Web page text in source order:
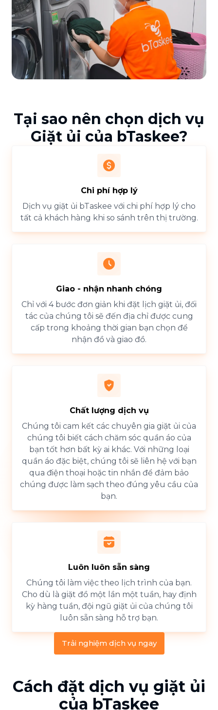
Tại sao nên chọn dịch vụ
Giặt ủi của bTaskee?
Chi phí hợp lý
Dịch vụ giặt ủi bTaskee với chi phí hợp lý cho
tất cả khách hàng khi so sánh trên thị trường.
Giao - nhận nhanh chóng
Chỉ với 4 bước đơn giản khi đặt lịch giặt ủi, đối
tác của chúng tôi sẽ đến địa chỉ được cung
cấp trong khoảng thời gian bạn chọn để
nhận đồ và giao đồ.
Chất lượng dịch vụ
Chúng tôi cam kết các chuyên gia giặt ủi của
chúng tôi biết cách chăm sóc quần áo của
bạn tốt hơn bất kỳ ai khác. Với những loại
quần áo đặc biệt, chúng tôi sẽ liên hệ với bạn
qua điện thoại hoặc tin nhắn để đảm bảo
chúng được làm sạch theo đúng yêu cầu của
bạn.
Luôn luôn sẵn sàng
Chúng tôi làm việc theo lịch trình của bạn.
Cho dù là giặt đồ một lần một tuần, hay định
kỳ hàng tuần, đội ngũ giặt ủi của chúng tôi
luôn sẵn sàng hỗ trợ bạn.
Trải nghiệm dịch vụ ngay
Cách đặt dịch vụ giặt ủi
của bTaskee